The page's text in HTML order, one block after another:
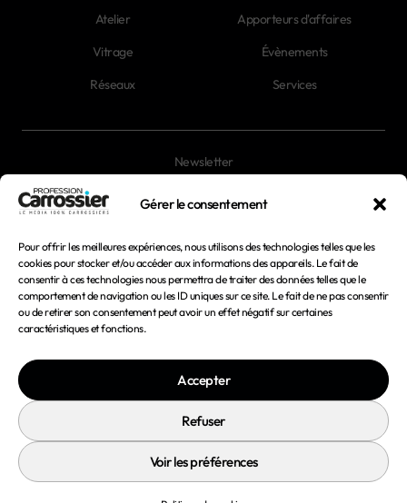
Gérer le consentement
Pour offrir les meilleures expériences, nous utilisons des technologies telles que les
cookies pour stocker et/ou accéder aux informations des appareils. Le fait de
consentir à ces technologies nous permettra de traiter des données telles que le
comportement de navigation ou les ID uniques sur ce site. Le fait de ne pas consentir
ou de retirer son consentement peut avoir un effet négatif sur certaines
caractéristiques et fonctions.
Accepter
Refuser
Voir les préférences
Atelier
Vitrage
Réseaux
Apporteurs d'affaires
Évènements
Services
Newsletter
Mentions légales
Conditions générales d'utilisation
Conditions générales de vente
Politique de cookies
© 2026 Profession Carrossier - Tous droits réservés